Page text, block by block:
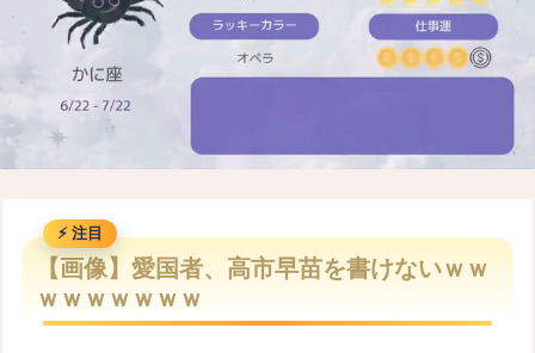
M
【画像】愛国者、高市早苗を書けないｗｗ
ｗｗｗｗｗｗｗ